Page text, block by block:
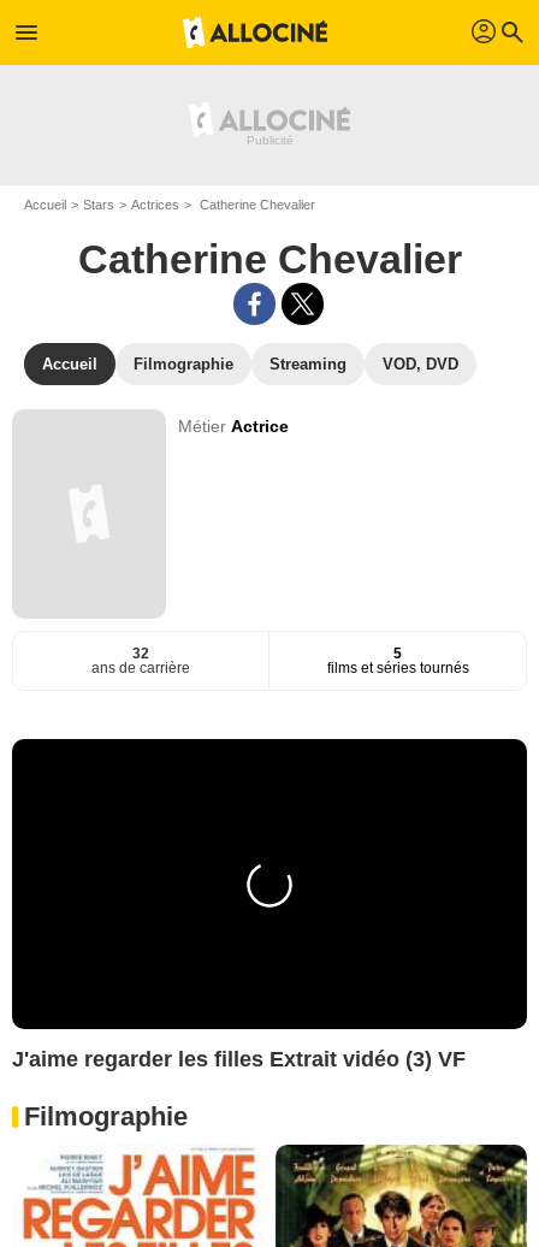
menu profil search
Accueil Stars Actrices Catherine Chevalier
Catherine Chevalier
Accueil Filmographie Streaming VOD, DVD
MétierActrice
32
ans de carrière
5
films et séries tournés
J'aime regarder les filles Extrait vidéo (3) VF
Filmographie